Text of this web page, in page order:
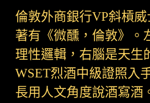
倫敦外商銀行VP斜槓威
著有《微醺，倫敦》。
理性邏輯，右腦是天生
WSET烈酒中級證照入
長用人文角度說酒寫酒